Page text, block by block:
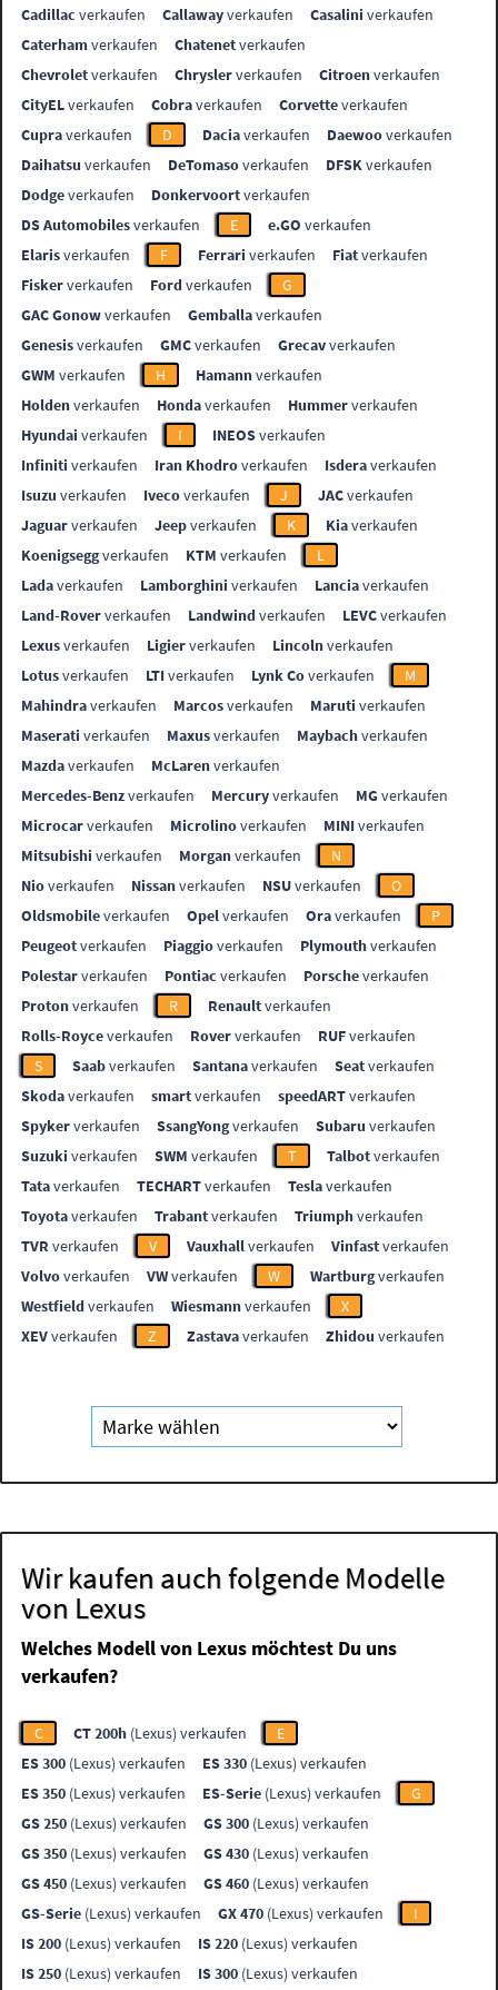
Cadillac verkaufen Callawayverkaufen Casalini verkaufen
Caterhamverkaufen Chatenetverkaufen
Chevroletverkaufen Chryslerverkaufen Citroenverkaufen
CityELverkaufen Cobraverkaufen Corvetteverkaufen
Cupraverkaufen D Daciaverkaufen Daewooverkaufen
Daihatsu verkaufen DeTomasoverkaufen DFSKverkaufen
Dodgeverkaufen Donkervoortverkaufen
DS Automobilesverkaufen E e.GO verkaufen
Elarisverkaufen F Ferrari verkaufen Fiatverkaufen
Fiskerverkaufen Fordverkaufen
G
GAC Gonowverkaufen Gemballaverkaufen
Genesisverkaufen GMCverkaufen Grecavverkaufen
GWM verkaufen H Hamannverkaufen
Holdenverkaufen Hondaverkaufen Hummerverkaufen
Hyundai verkaufen I INEOSverkaufen
Infiniti verkaufen Iran Khodroverkaufen Isderaverkaufen
Isuzu verkaufen Ivecoverkaufen J JACverkaufen
Jaguarverkaufen Jeepverkaufen K Kiaverkaufen
Koenigseggverkaufen KTM verkaufen
L
Ladaverkaufen Lamborghini verkaufen Lanciaverkaufen
Land-Roververkaufen Landwindverkaufen LEVCverkaufen
Lexusverkaufen Ligierverkaufen Lincolnverkaufen
Lotusverkaufen LTIverkaufen Lynk Coverkaufen
M
Mahindraverkaufen Marcosverkaufen Maruti verkaufen
Maserati verkaufen Maxusverkaufen Maybachverkaufen
Mazdaverkaufen McLarenverkaufen
Mercedes-Benzverkaufen Mercuryverkaufen MGverkaufen
Microcarverkaufen Microlinoverkaufen MINIverkaufen
Mitsubishi verkaufen Morganverkaufen
N
Nioverkaufen Nissanverkaufen NSUverkaufen
O
Oldsmobileverkaufen Opelverkaufen Oraverkaufen
P
Peugeotverkaufen Piaggioverkaufen Plymouthverkaufen
Polestarverkaufen Pontiac verkaufen Porscheverkaufen
Protonverkaufen R Renaultverkaufen
Rolls-Royceverkaufen Roververkaufen RUFverkaufen
S
Saabverkaufen Santanaverkaufen Seatverkaufen
Skodaverkaufen smartverkaufen speedARTverkaufen
Spykerverkaufen SsangYongverkaufen Subaru verkaufen
Suzuki verkaufen SWM verkaufen T Talbotverkaufen
Tataverkaufen TECHARTverkaufen Teslaverkaufen
Toyotaverkaufen Trabantverkaufen Triumphverkaufen
TVR verkaufen V Vauxhallverkaufen Vinfastverkaufen
Volvoverkaufen VWverkaufen W Wartburgverkaufen
Westfieldverkaufen Wiesmannverkaufen
X
XEVverkaufen Z Zastavaverkaufen Zhidou verkaufen
Wir kaufen auch folgende Modelle
von Lexus
Welches Modell von Lexus möchtest Du uns
verkaufen?
C CT 200h (Lexus) verkaufen
E
ES 300 (Lexus) verkaufen ES 330 (Lexus) verkaufen
ES 350 (Lexus) verkaufen ES-Serie (Lexus) verkaufen
G
GS 250 (Lexus) verkaufen GS 300 (Lexus) verkaufen
GS 350 (Lexus) verkaufen GS 430 (Lexus) verkaufen
GS 450 (Lexus) verkaufen GS 460 (Lexus) verkaufen
GS-Serie (Lexus) verkaufen GX 470 (Lexus) verkaufen
I
IS 200 (Lexus) verkaufen IS 220 (Lexus) verkaufen
IS 250 (Lexus) verkaufen IS 300 (Lexus) verkaufen